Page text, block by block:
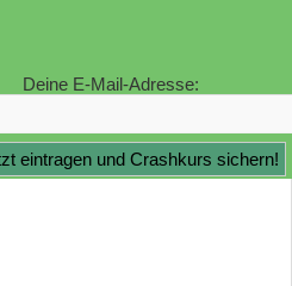
Deine E-Mail-Adresse: